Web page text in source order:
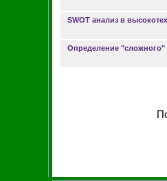
SWOT анализ в
Определение "сложного"